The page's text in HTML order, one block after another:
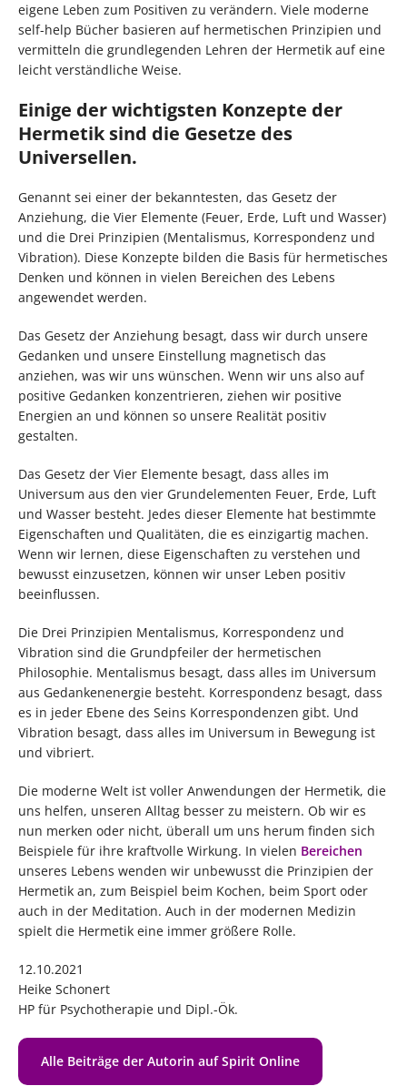
eigene Leben zum Positiven zu verändern. Viele moderne
self-help Bücher basieren auf hermetischen Prinzipien und
vermitteln die grundlegenden Lehren der Hermetik auf eine
leicht verständliche Weise.
Einige der wichtigsten Konzepte der
Hermetik sind die Gesetze des
Universellen.
Genannt sei einer der bekanntesten, das Gesetz der
Anziehung, die Vier Elemente (Feuer, Erde, Luft und Wasser)
und die Drei Prinzipien (Mentalismus, Korrespondenz und
Vibration). Diese Konzepte bilden die Basis für hermetisches
Denken und können in vielen Bereichen des Lebens
angewendet werden.
Das Gesetz der Anziehung besagt, dass wir durch unsere
Gedanken und unsere Einstellung magnetisch das
anziehen, was wir uns wünschen. Wenn wir uns also auf
positive Gedanken konzentrieren, ziehen wir positive
Energien an und können so unsere Realität positiv
gestalten.
Das Gesetz der Vier Elemente besagt, dass alles im
Universum aus den vier Grundelementen Feuer, Erde, Luft
und Wasser besteht. Jedes dieser Elemente hat bestimmte
Eigenschaften und Qualitäten, die es einzigartig machen.
Wenn wir lernen, diese Eigenschaften zu verstehen und
bewusst einzusetzen, können wir unser Leben positiv
beeinflussen.
Die Drei Prinzipien Mentalismus, Korrespondenz und
Vibration sind die Grundpfeiler der hermetischen
Philosophie. Mentalismus besagt, dass alles im Universum
aus Gedankenenergie besteht. Korrespondenz besagt, dass
es in jeder Ebene des Seins Korrespondenzen gibt. Und
Vibration besagt, dass alles im Universum in Bewegung ist
und vibriert.
Die moderne Welt ist voller Anwendungen der Hermetik, die
uns helfen, unseren Alltag besser zu meistern. Ob wir es
nun merken oder nicht, überall um uns herum finden sich
Beispiele für ihre kraftvolle Wirkung. In vielen Bereichen
unseres Lebens wenden wir unbewusst die Prinzipien der
Hermetik an, zum Beispiel beim Kochen, beim Sport oder
auch in der Meditation. Auch in der modernen Medizin
spielt die Hermetik eine immer größere Rolle.
12.10.2021
Heike Schonert
HP für Psychotherapie und Dipl.-Ök.
Alle Beiträge der Autorin auf Spirit Online